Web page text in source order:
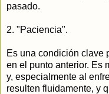
pasado.
2. "Paciencia".
Es una condición clave
en el punto anterior. Es
y, especialmente al
resulten fluidamente, y